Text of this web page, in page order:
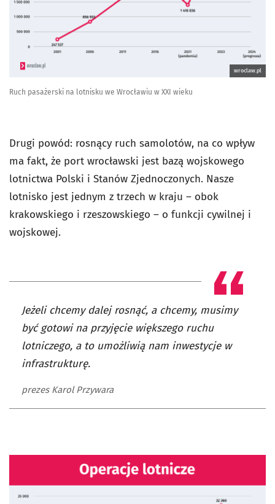
wroclaw.pl
Ruch pasażerski na lotnisku we Wrocławiu w XXI wieku
Drugi powód: rosnący ruch samolotów, na co wpływ
ma fakt, że port wrocławski jest bazą wojskowego
lotnictwa Polski i Stanów Zjednoczonych. Nasze
lotnisko jest jednym z trzech w kraju – obok
krakowskiego i rzeszowskiego – o funkcji cywilnej i
wojskowej.
Jeżeli chcemy dalej rosnąć, a chcemy, musimy
być gotowi na przyjęcie większego ruchu
lotniczego, a to umożliwią nam inwestycje w
infrastrukturę.
prezes Karol Przywara